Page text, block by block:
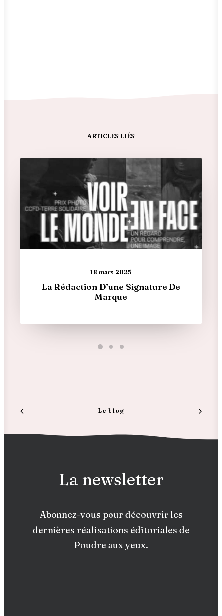
ARTICLES LIÉS
18 mars 2025
La Rédaction D’une Signature De
Marque
Le blog
La newsletter
Abonnez-vous pour découvrir les
dernières réalisations éditoriales de
Poudre aux yeux.